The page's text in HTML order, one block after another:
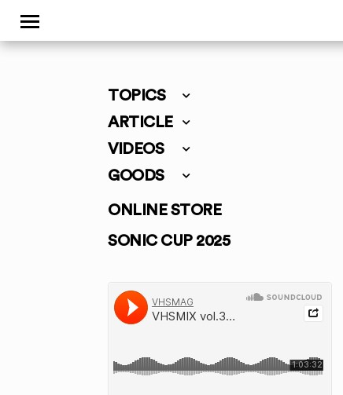
TOPICS
ARTICLE
VIDEOS
GOODS
ONLINE STORE
SONIC CUP 2025